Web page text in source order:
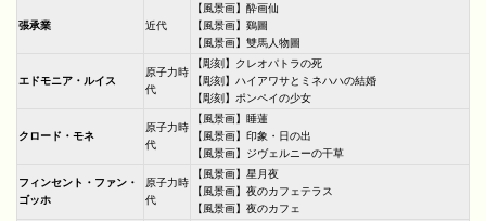
張承業 近代
【風景画】酔画仙
【風景画】鷄圖
【風景画】雙馬人物圖
エドモニア・ルイス
原子力時
代
【彫刻】クレオパトラの死
【彫刻】ハイアワサとミネハハの結婚
【彫刻】ポンペイの少女
クロード・モネ
原子力時
代
【風景画】睡蓮
【風景画】印象・日の出
【風景画】ジヴェルニーの干草
フィンセント・ファン・
ゴッホ
原子力時
代
【風景画】星月夜
【風景画】夜のカフェテラス
【風景画】夜のカフェ